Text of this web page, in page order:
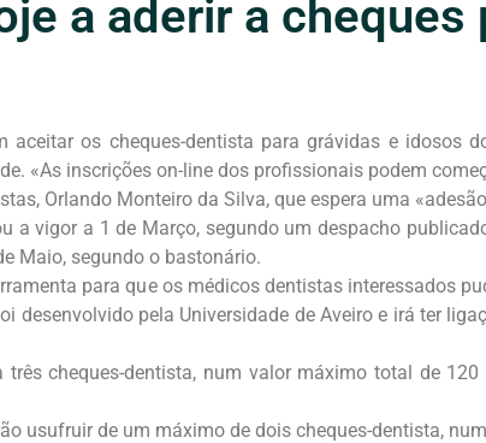
a aderir a cheques
aceitar os cheques-dentista para grávidas e idosos
«As inscrições on-line dos profissionais podem
Orlando Monteiro da Silva, que espera uma
a vigor a 1 de Março, segundo um despacho
Maio, segundo o bastonário.
para que os médicos dentistas interessados
desenvolvido pela Universidade de Aveiro e irá ter
cheques-dentista, num valor máximo total de
usufruir de um máximo de dois cheques-dentista,